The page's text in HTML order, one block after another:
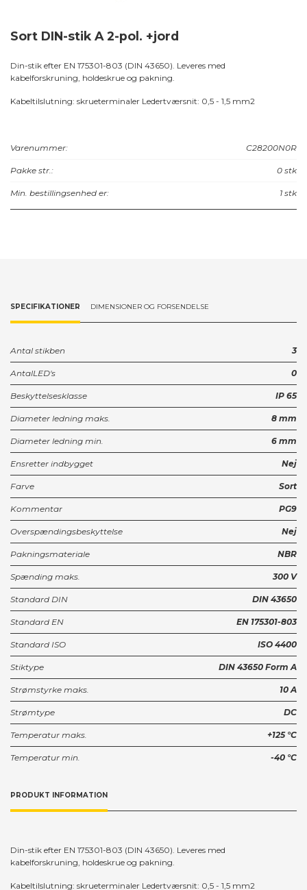
Sort DIN-stik A 2-pol. +jord
Din-stik efter EN 175301-803 (DIN 43650). Leveres med
kabelforskruning, holdeskrue og pakning.
Kabeltilslutning: skrueterminaler Ledertværsnit: 0,5 - 1,5 mm2
Varenummer: C28200N0R
Pakke str.: 0 stk
Min. bestillingsenhed er: 1 stk
SPECIFIKATIONER DIMENSIONER OG FORSENDELSE
Antal stikben 3
AntalLED's 0
Beskyttelsesklasse IP 65
Diameter ledning maks. 8 mm
Diameter ledning min. 6 mm
Ensretter indbygget Nej
Farve Sort
Kommentar PG9
Overspændingsbeskyttelse Nej
Pakningsmateriale NBR
Spænding maks. 300 V
Standard DIN DIN 43650
Standard EN EN 175301-803
Standard ISO ISO 4400
Stiktype DIN 43650 Form A
Strømstyrke maks. 10 A
Strømtype DC
Temperatur maks. +125 °C
Temperatur min. -40 °C
PRODUKT INFORMATION
Din-stik efter EN 175301-803 (DIN 43650). Leveres med
kabelforskruning, holdeskrue og pakning.
Kabeltilslutning: skrueterminaler Ledertværsnit: 0,5 - 1,5 mm2